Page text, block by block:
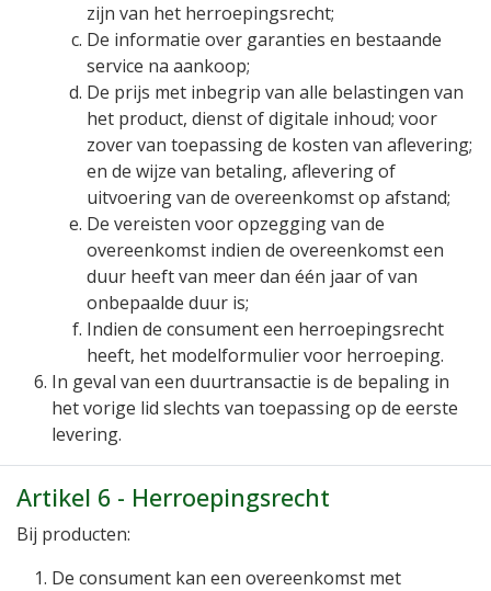
zijn van het herroepingsrecht;
De informatie over garanties en bestaande
service na aankoop;
De prijs met inbegrip van alle belastingen van
het product, dienst of digitale inhoud; voor
zover van toepassing de kosten van aflevering;
en de wijze van betaling, aflevering of
uitvoering van de overeenkomst op afstand;
De vereisten voor opzegging van de
overeenkomst indien de overeenkomst een
duur heeft van meer dan één jaar of van
onbepaalde duur is;
Indien de consument een herroepingsrecht
heeft, het modelformulier voor herroeping.
In geval van een duurtransactie is de bepaling in
het vorige lid slechts van toepassing op de eerste
levering.
Artikel 6 - Herroepingsrecht
Bij producten:
De consument kan een overeenkomst met